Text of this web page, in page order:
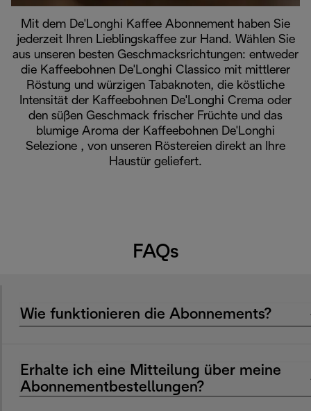
Mit dem De'Longhi Kaffee Abonnement haben Sie
jederzeit Ihren Lieblingskaffee zur Hand. Wählen Sie
aus unseren besten Geschmacksrichtungen: entweder
die Kaffeebohnen De'Longhi Classico mit mittlerer
Röstung und würzigen Tabaknoten, die köstliche
Intensität der Kaffeebohnen De'Longhi Crema oder
den süßen Geschmack frischer Früchte und das
blumige Aroma der Kaffeebohnen De'Longhi
Selezione , von unseren Röstereien direkt an Ihre
Haustür geliefert.
FAQs
Wie funktionieren die Abonnements?
Erhalte ich eine Mitteilung über meine
Abonnementbestellungen?